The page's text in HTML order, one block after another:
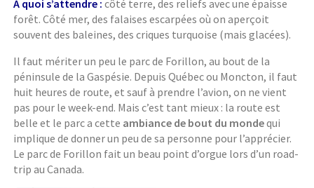
À quoi s’attendre : côté terre, des reliefs avec une épaisse
forêt. Côté mer, des falaises escarpées où on aperçoit
souvent des baleines, des criques turquoise (mais glacées).
Il faut mériter un peu le parc de Forillon, au bout de la
péninsule de la Gaspésie. Depuis Québec ou Moncton, il faut
huit heures de route, et sauf à prendre l’avion, on ne vient
pas pour le week-end. Mais c’est tant mieux : la route est
belle et le parc a cette ambiance de bout du mondequi
implique de donner un peu de sa personne pour l’apprécier.
Le parc de Forillon fait un beau point d’orgue lors d’un road-
trip au Canada.